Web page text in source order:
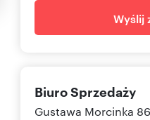
Wyślij
Biuro Sprzedaży
Gustawa Morcinka